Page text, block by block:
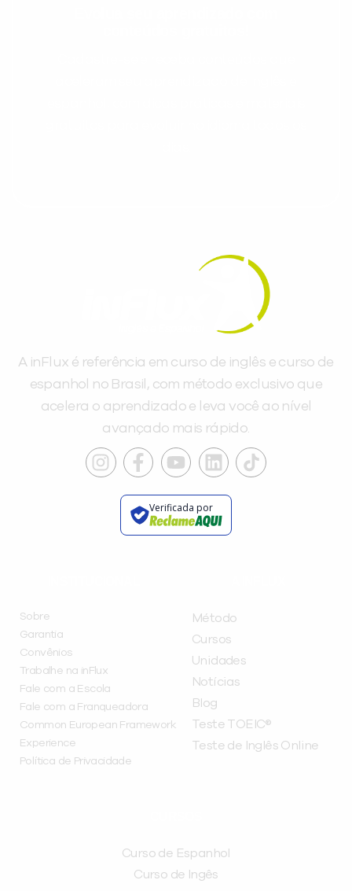
A inFlux é referência em curso de inglês e curso de
espanhol no Brasil, com método exclusivo que
acelera o aprendizado e leva você ao nível
avançado mais rápido.
Verificada por
Sobre
Garantia
Convênios
Trabalhe na inFlux
Fale com a Escola
Fale com a Franqueadora
Common European Framework
Experience
Política de Privacidade
Método
Cursos
Unidades
Notícias
Blog
Teste TOEIC®
Teste de Inglês Online
Curso de Espanhol
Curso de Ingês